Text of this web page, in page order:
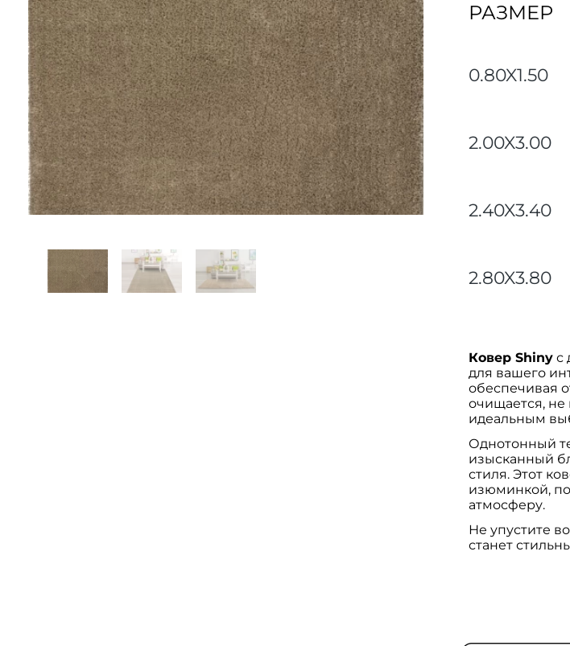
РАЗМЕР
0.80X1.50
2.00X3.00
2.40X3.40
2.80X3.80
Ковер Shinyс
для вашего
обеспечивая
очищается, не
идеальным
Однотонный
изысканный
стиля. Этот
изюминкой,
атмосферу.
Не упустите
станет